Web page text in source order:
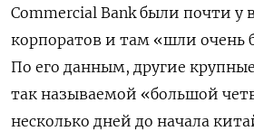
Commercial Bank были почти у
корпоратов и там «шли очень
По его данным, другие
так называемой «большой
несколько дней до начала